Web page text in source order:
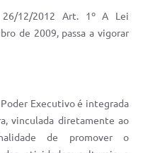
12/2012 Art. 1º A Lei
de 2009, passa a vigorar
Executivo é integrada
vinculada diretamente ao
de promover o